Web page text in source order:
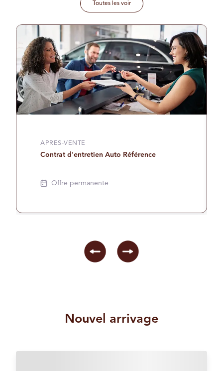
Toutes les voir
APRES-VENTE
Contrat d'entretien Auto Référence
Offre permanente
Nouvel arrivage